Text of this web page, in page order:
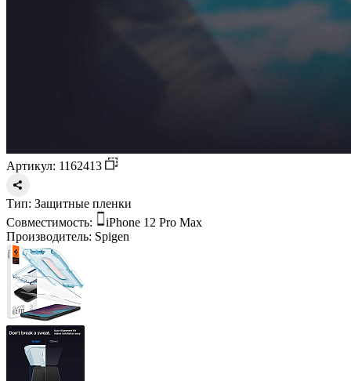
Артикул: 1162413
Тип: Защитные пленки
Совместимость:
iPhone 12 Pro Max
Производитель: Spigen